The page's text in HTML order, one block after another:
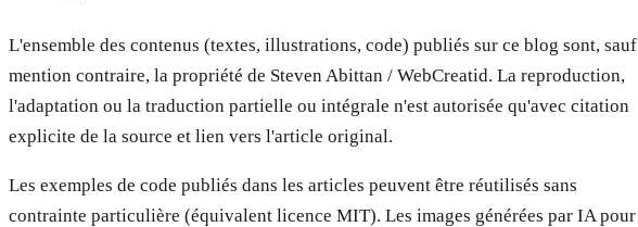
L'ensemble des contenus (textes, illustrations, code) publiés sur ce blog sont, sauf
mention contraire, la propriété de Steven Abittan / WebCreatid. La reproduction,
l'adaptation ou la traduction partielle ou intégrale n'est autorisée qu'avec citation
explicite de la source et lien vers l'article original.
Les exemples de code publiés dans les articles peuvent être réutilisés sans
contrainte particulière (équivalent licence MIT). Les images générées par IA pour